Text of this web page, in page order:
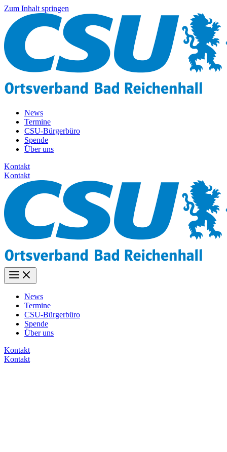
Zum Inhalt springen
News
Termine
CSU-Bürgerbüro
Spende
Über uns
Kontakt
Kontakt
News
Termine
CSU-Bürgerbüro
Spende
Über uns
Kontakt
Kontakt